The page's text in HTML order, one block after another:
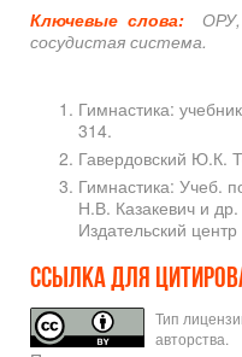
Ключевые слова:ОРУ,
сосудистая система.
Гимнастика:
314.
Гавердовский Ю.К.
Гимнастика: Учеб.
Н.В. Казакевич и
Издательский
Ссылка для
Тип
авторства.